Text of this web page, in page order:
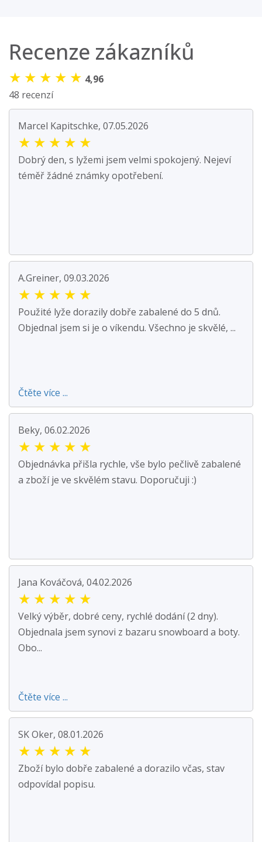
Recenze zákazníků
★ ★ ★ ★ ★ 4,96
48 recenzí
Marcel Kapitschke, 07.05.2026
★ ★ ★ ★ ★
Dobrý den, s lyžemi jsem velmi spokojený. Nejeví
téměř žádné známky opotřebení.
A.Greiner, 09.03.2026
★ ★ ★ ★ ★
Použité lyže dorazily dobře zabalené do 5 dnů.
Objednal jsem si je o víkendu. Všechno je skvělé, ...
Čtěte více ...
Beky, 06.02.2026
★ ★ ★ ★ ★
Objednávka přišla rychle, vše bylo pečlivě zabalené
a zboží je ve skvělém stavu. Doporučuji :)
Jana Kováčová, 04.02.2026
★ ★ ★ ★ ★
Velký výběr, dobré ceny, rychlé dodání (2 dny).
Objednala jsem synovi z bazaru snowboard a boty.
Obo...
Čtěte více ...
SK Oker, 08.01.2026
★ ★ ★ ★ ★
Zboží bylo dobře zabalené a dorazilo včas, stav
odpovídal popisu.